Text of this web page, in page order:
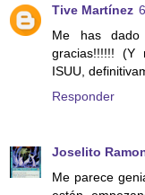
Tive Martínez
Me has
gracias!!!!!! (Y
ISUU,
Responder
Joselito
Me parece